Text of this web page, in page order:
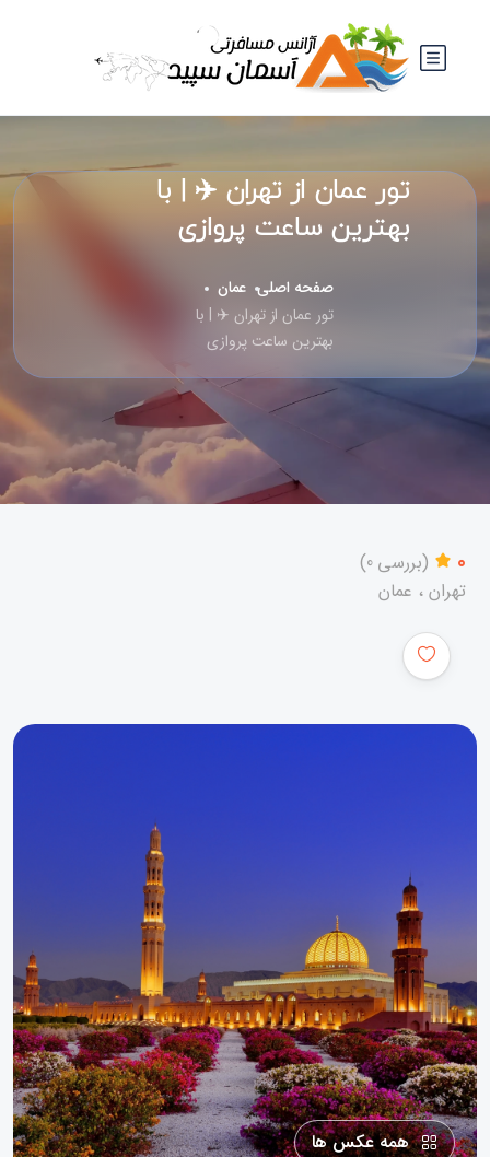
تور عمان از تهران ✈️ | با
بهترین ساعت پروازی
صفحه اصلی عمان
تور عمان از تهران ✈️ | با
بهترین ساعت پروازی
0
(بررسی 0)
تهران ، عمان
همه عکس ها